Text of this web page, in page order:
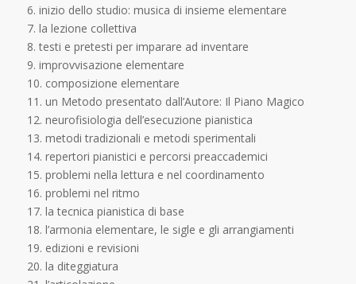
6. inizio dello studio: musica di insieme elementare
7. la lezione collettiva
8. testi e pretesti per imparare ad inventare
9. improvvisazione elementare
10. composizione elementare
11. un Metodo presentato dall’Autore: Il Piano Magico
12. neurofisiologia dell’esecuzione pianistica
13. metodi tradizionali e metodi sperimentali
14. repertori pianistici e percorsi preaccademici
15. problemi nella lettura e nel coordinamento
16. problemi nel ritmo
17. la tecnica pianistica di base
18. l’armonia elementare, le sigle e gli arrangiamenti
19. edizioni e revisioni
20. la diteggiatura